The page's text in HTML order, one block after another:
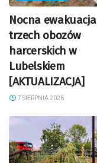
Nocna ewakuacja
trzech obozów
harcerskich w
Lubelskiem
[AKTUALIZACJA]
7 SIERPNIA 2026